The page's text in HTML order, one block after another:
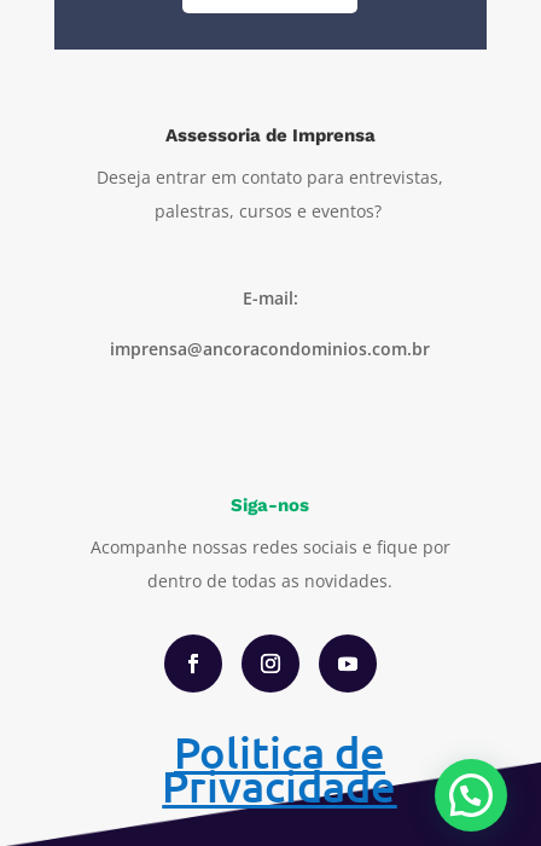
Assessoria de Imprensa
Deseja entrar em contato para entrevistas,
palestras, cursos e eventos?
E-mail:
imprensa@ancoracondominios.com.br
Siga-nos
Acompanhe nossas redes sociais e fique por
dentro de todas as novidades.
Politica de
Privacidade